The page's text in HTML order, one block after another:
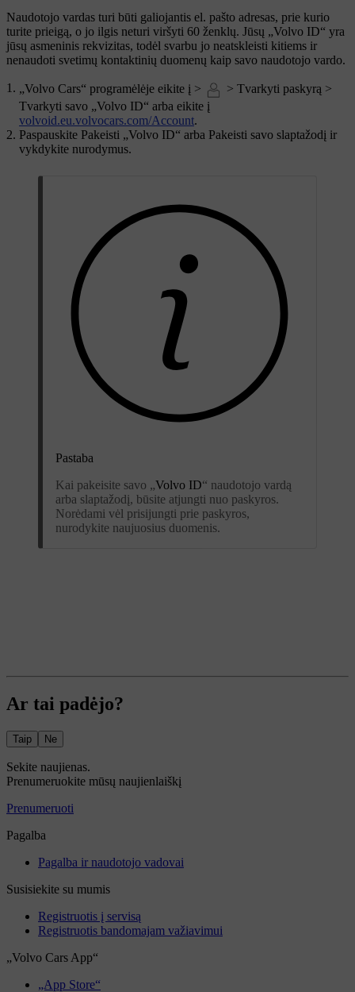
Naudotojo vardas turi būti galiojantis el. pašto adresas, prie kurio
turite prieigą, o jo ilgis neturi viršyti 60 ženklų. Jūsų „Volvo ID“ yra
jūsų asmeninis rekvizitas, todėl svarbu jo neatskleisti kitiems ir
nenaudoti svetimų kontaktinių duomenų kaip savo naudotojo vardo.
„Volvo Cars“ programėlėje eikite į > > Tvarkyti paskyrą >
Tvarkyti savo „Volvo ID“ arba eikite į
volvoid.eu.volvocars.com/Account.
Paspauskite Pakeisti „Volvo ID“ arba Pakeisti savo slaptažodį ir
vykdykite nurodymus.
Pastaba
Kai pakeisite savo „Volvo ID“ naudotojo vardą
arba slaptažodį, būsite atjungti nuo paskyros.
Norėdami vėl prisijungti prie paskyros,
nurodykite naujuosius duomenis.
Ar tai padėjo?
Taip Ne